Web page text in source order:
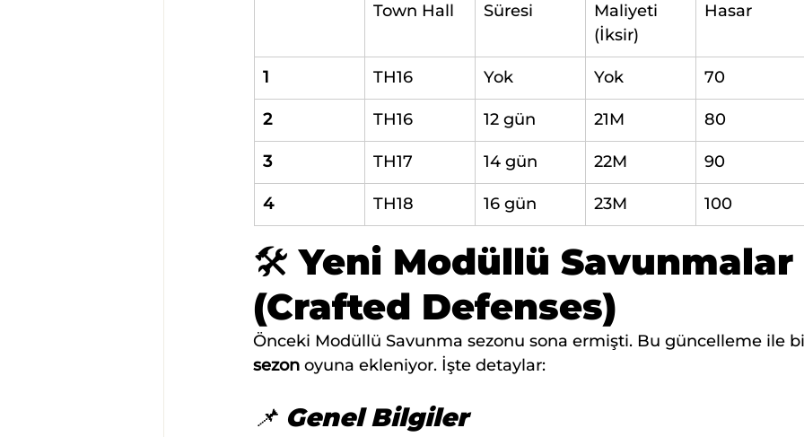
Town Hall
Süresi
Maliyeti
(İksir)
Hasar
1 TH16 Yok Yok 70
2 TH16 12 gün 21M 80
3 TH17 14 gün 22M 90
4 TH18 16 gün 23M 100
🛠️ Yeni Modüllü Savunmalar
(Crafted Defenses)
Önceki Modüllü Savunma sezonu sona ermişti. Bu güncelleme ile
sezon oyuna ekleniyor. İşte detaylar:
📌 Genel Bilgiler